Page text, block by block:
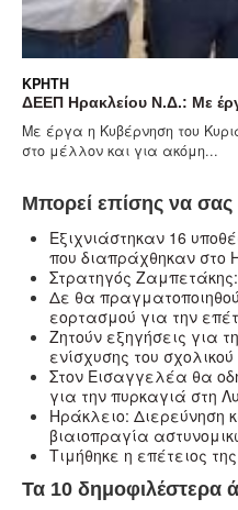
ΚΡΉΤΗ
ΔΕΕΠ Ηρακλείου Ν.Δ.: Με
Με έργα η Κυβέρνηση του
στο μέλλον και για ακόμη...
Μπορεί επίσης να σας
Eξιχνιάστηκαν 16
που διαπράχθηκαν στο
Στρατηγός
Δε θα
εορτασμού για την
Ζητούν εξηγήσεις για
ενίσχυσης του
Στον Εισαγγελέα θα
για την πυρκαγιά στη
Ηράκλειο: Διερεύνηση
βιαιοπραγία
Τιμήθηκε η επέτειος
Τα 10 δημοφιλέστερα